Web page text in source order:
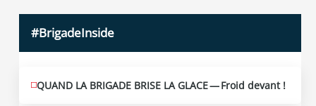
#BrigadeInside
QUAND LA BRIGADE BRISE LA GLACE — Froid devant !